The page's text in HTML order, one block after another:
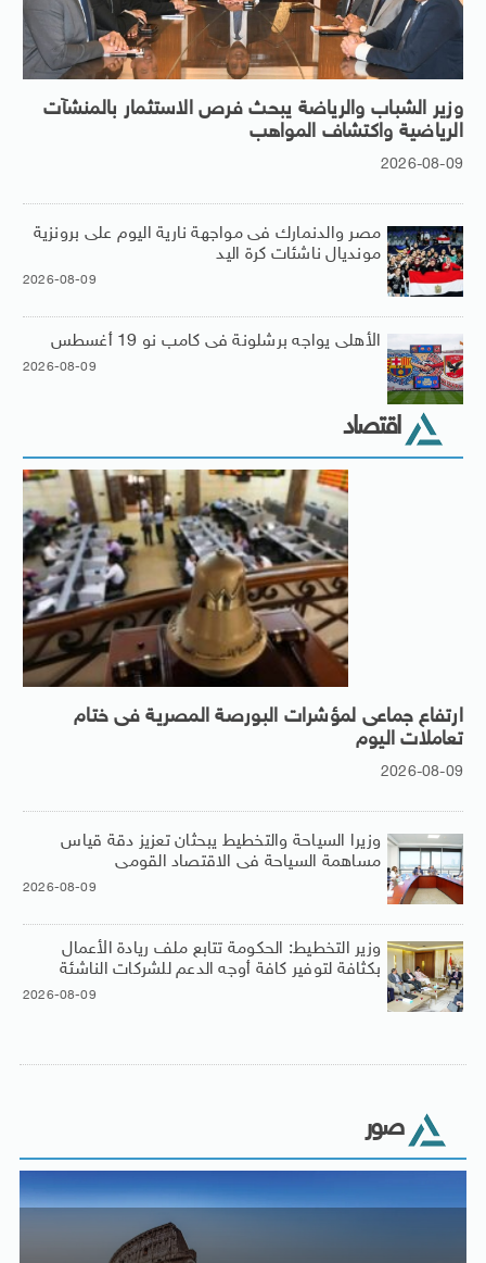
وزير الشباب والرياضة يبحث فرص الاستثمار بالمنشآت
الرياضية واكتشاف المواهب
2026-08-09
مصر والدنمارك فى مواجهة نارية اليوم على برونزية
مونديال ناشئات كرة اليد
2026-08-09
الأهلى يواجه برشلونة فى كامب نو 19 أغسطس
2026-08-09
اقتصاد
ارتفاع جماعى لمؤشرات البورصة المصرية فى ختام
تعاملات اليوم
2026-08-09
وزيرا السياحة والتخطيط يبحثان تعزيز دقة قياس
مساهمة السياحة فى الاقتصاد القومى
2026-08-09
وزير التخطيط: الحكومة تتابع ملف ريادة الأعمال
بكثافة لتوفير كافة أوجه الدعم للشركات الناشئة
2026-08-09
صور